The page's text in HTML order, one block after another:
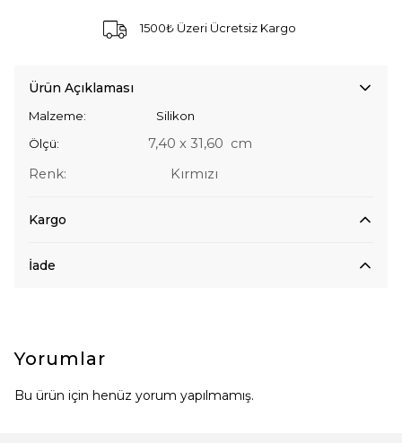
1500₺ Üzeri Ücretsiz Kargo
Ürün Açıklaması
Malzeme: Silikon
Ölçü: 7,40 x 31,60 cm
Renk: Kırmızı
Kargo
İade
Yorumlar
Bu ürün için henüz yorum yapılmamış.